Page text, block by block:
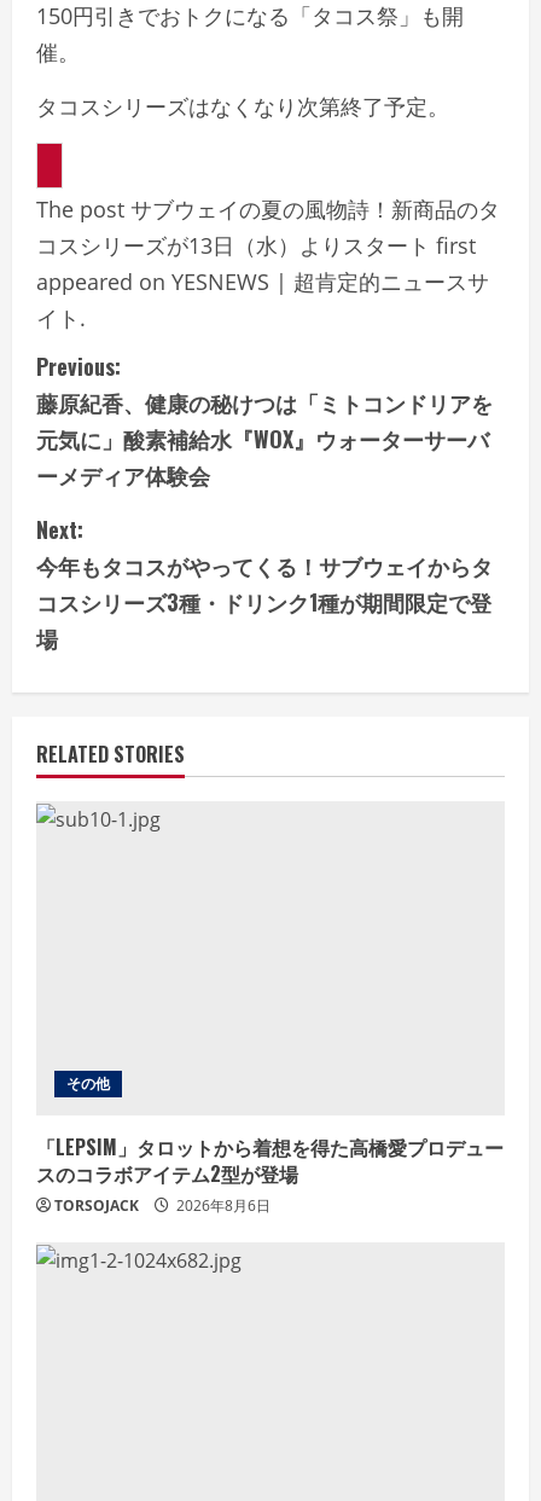
150円引きでおトクになる「タコス祭」も開
催。
タコスシリーズはなくなり次第終了予定。
The post サブウェイの夏の風物詩！新商品のタ
コスシリーズが13日（水）よりスタート first
appeared on YESNEWS | 超肯定的ニュースサ
イト.
C
o
n
t
i
n
R
e
Previous:
藤原紀香、健康の秘けつは「ミトコンドリアを
元気に」酸素補給水『WOX』ウォーターサーバ
ーメディア体験会
Next:
今年もタコスがやってくる！サブウェイからタ
コスシリーズ3種・ドリンク1種が期間限定で登
場
RELATED STORIES
その他
「LEPSIM」タロットから着想を得た高橋愛プロデュー
スのコラボアイテム2型が登場
TORSOJACK 2026年8月6日